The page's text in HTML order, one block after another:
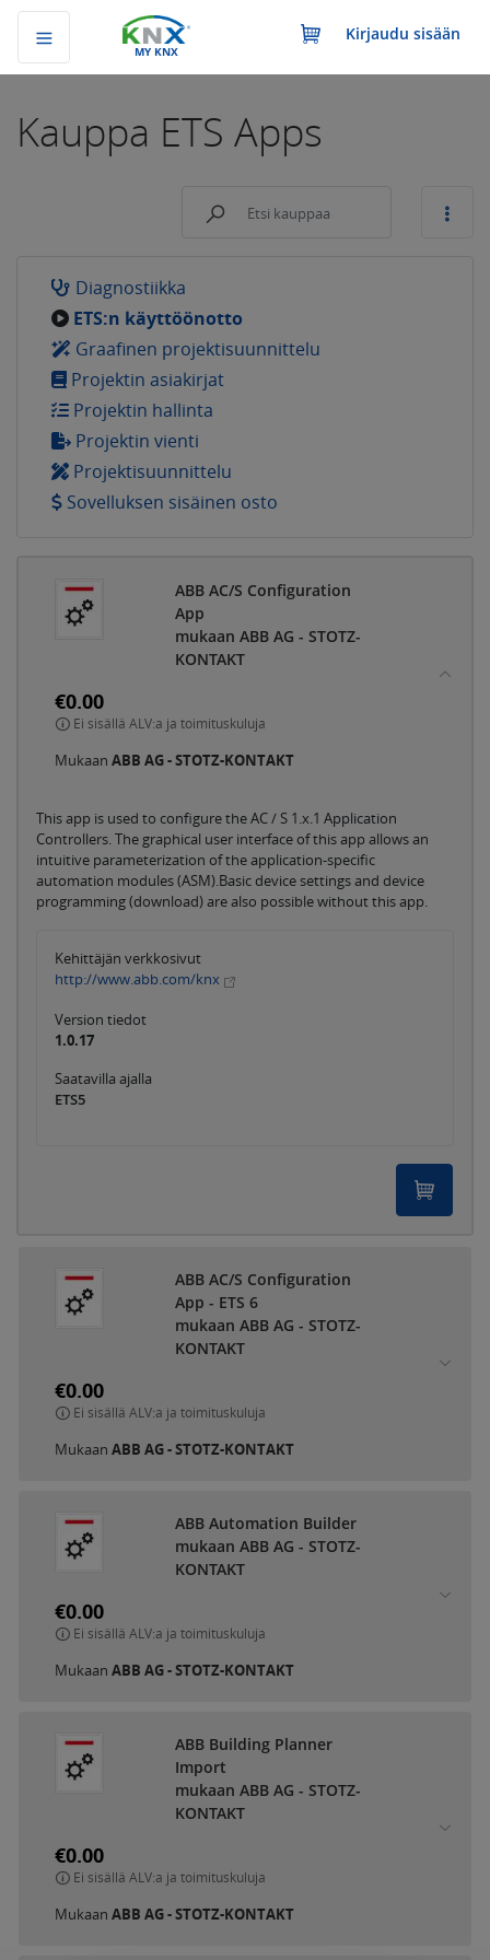
MY KNX
Kirjaudu sisään
Kauppa ETS Apps
Diagnostiikka
ETS:n käyttöönotto
Graafinen projektisuunnittelu
Projektin asiakirjat
Projektin hallinta
Projektin vienti
Projektisuunnittelu
Sovelluksen sisäinen osto
ABB AC/S Configuration
App
mukaan ABB AG - STOTZ-
KONTAKT
€0.00
Ei sisällä ALV:a ja toimituskuluja
Mukaan ABB AG - STOTZ-KONTAKT
This app is used to configure the AC / S 1.x.1 Application
Controllers. The graphical user interface of this app allows an
intuitive parameterization of the application-specific
automation modules (ASM).Basic device settings and device
programming (download) are also possible without this app.
Kehittäjän verkkosivut
http://www.abb.com/knx
Version tiedot
1.0.17
Saatavilla ajalla
ETS5
ABB AC/S Configuration
App - ETS 6
mukaan ABB AG - STOTZ-
KONTAKT
€0.00
Ei sisällä ALV:a ja toimituskuluja
Mukaan ABB AG - STOTZ-KONTAKT
ABB Automation Builder
mukaan ABB AG - STOTZ-
KONTAKT
€0.00
Ei sisällä ALV:a ja toimituskuluja
Mukaan ABB AG - STOTZ-KONTAKT
ABB Building Planner
Import
mukaan ABB AG - STOTZ-
KONTAKT
€0.00
Ei sisällä ALV:a ja toimituskuluja
Mukaan ABB AG - STOTZ-KONTAKT